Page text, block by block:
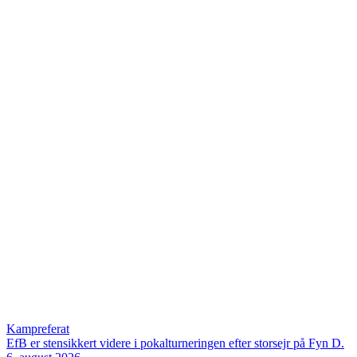
Kampreferat
EfB er stensikkert videre i pokalturneringen efter storsejr på Fyn D.